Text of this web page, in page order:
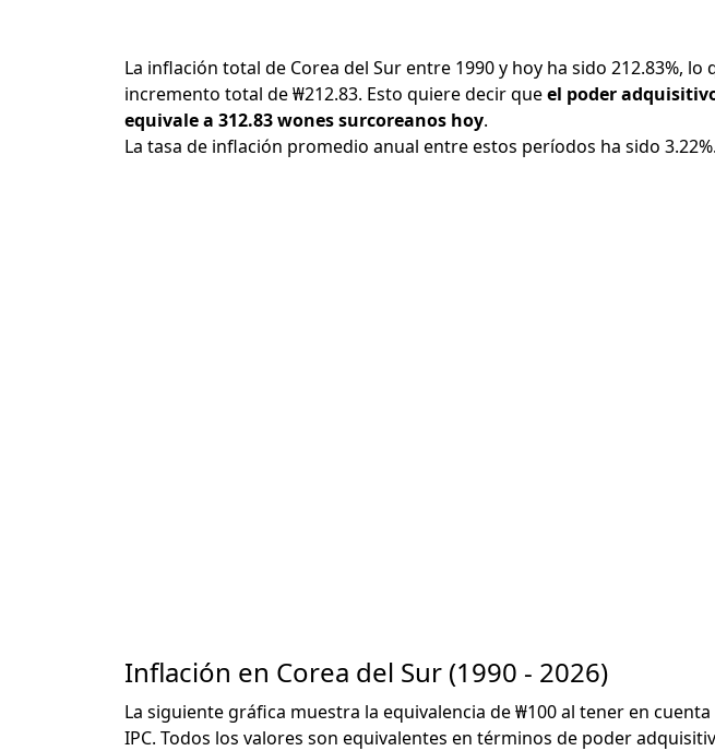
La inflación total de Corea del Sur entre 1990 y hoy ha sido 212.83%, lo
incremento total de ₩212.83. Esto quiere decir queel poder
equivale a 312.83 wones surcoreanos hoy.
La tasa de inflación promedio anual entre estos períodos ha sido 3.22%.
Inflación en Corea del Sur (1990 - 2026)
La siguiente gráfica muestra la equivalencia de ₩100 al tener en
IPC. Todos los valores son equivalentes en términos de poder